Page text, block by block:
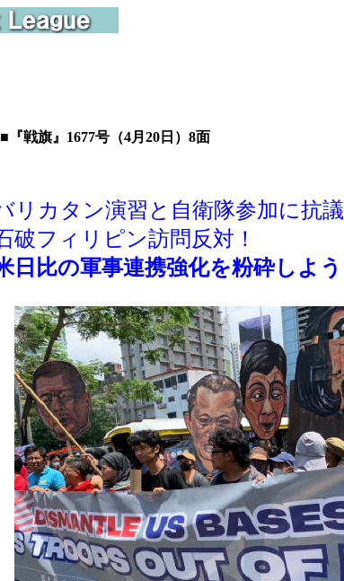
■『戦旗』1677号（4月20日）8面
リカタン演習と自衛隊参加に抗議
破フィリピン訪問反対！
日比の軍事連携強化を粉砕しよう